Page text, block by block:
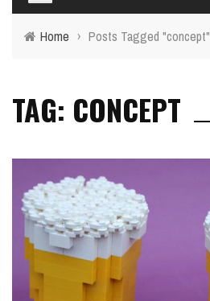
Home › Posts Tagged "concept"
TAG: CONCEPT